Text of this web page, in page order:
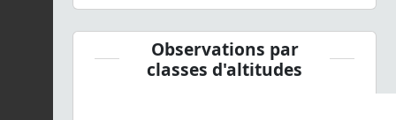
Observations par
classes d'altitudes